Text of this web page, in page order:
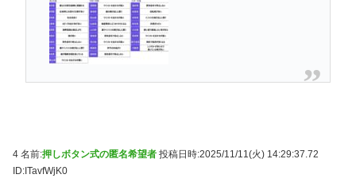
4 名前:押しボタン式の匿名希望者 投稿日時:2025/11/11(火) 14:29:37.72
ID:ITavfWjK0